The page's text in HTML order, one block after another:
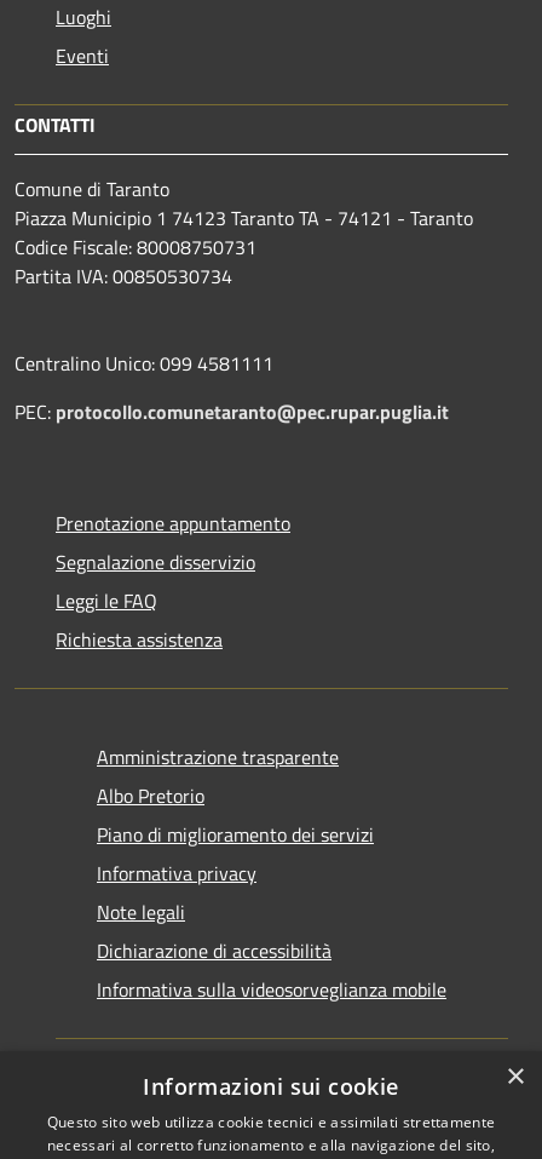
Luoghi
Eventi
CONTATTI
Comune di Taranto
Piazza Municipio 1 74123 Taranto TA - 74121 - Taranto
Codice Fiscale: 80008750731
Partita IVA: 00850530734
Centralino Unico: 099 4581111
PEC: protocollo.comunetaranto@pec.rupar.puglia.it
Prenotazione appuntamento
Segnalazione disservizio
Leggi le FAQ
Richiesta assistenza
Amministrazione trasparente
Albo Pretorio
Piano di miglioramento dei servizi
Informativa privacy
Note legali
Dichiarazione di accessibilità
Informativa sulla videosorveglianza mobile
RSS
Copyright © 2026 • Comune di
×
Informazioni sui cookie
Questo sito web utilizza cookie tecnici e assimilati strettamente
necessari al corretto funzionamento e alla navigazione del sito,